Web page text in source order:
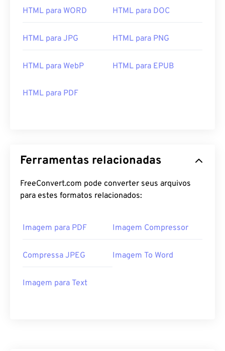
HTML para WORD HTML para DOC
HTML para JPG HTML para PNG
HTML para WebP HTML para EPUB
HTML para PDF
Ferramentas relacionadas
FreeConvert.com pode converter seus arquivos
para estes formatos relacionados:
Imagem para PDF Imagem Compressor
Compressa JPEG Imagem To Word
Imagem para Text